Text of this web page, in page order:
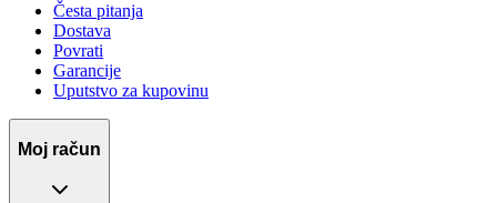
Česta pitanja
Dostava
Povrati
Garancije
Uputstvo za kupovinu
Moj račun